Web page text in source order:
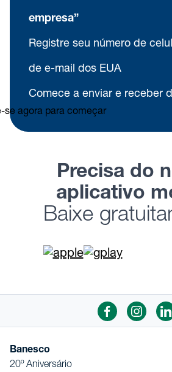
empresa”
Registre seu número de
de e-mail dos EUA
Comece a enviar e receber
Precisa do
aplicativo
Baixe
Banesco
20º Aniversário